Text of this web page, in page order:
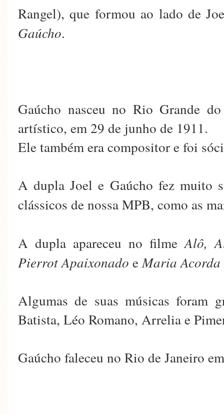
Rangel), que formou ao lado de
Gaúcho.
Gaúcho nasceu no Rio Grande
artístico, em 29 de junho de 1911.
Ele também era compositor e foi
A dupla Joel e Gaúcho fez muito
clássicos de nossa MPB, como as
A dupla apareceu no filmeAlô,
Pierrot Apaixonado eMaria Acorda
Algumas de suas músicas foram
Batista, Léo Romano, Arrelia e
Gaúcho faleceu no Rio de Janeiro